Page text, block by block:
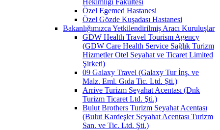
Özel Egemed Hastanesi
Özel Gözde Kuşadası Hastanesi
Bakanlığımızca Yetkilendirilmiş Aracı Kuruluşlar
GDW Health Travel Tourism Agency
(GDW Care Health Service Sağlık Turizm
Hizmetler Otel Seyahat ve Ticaret Limited
Şirketi)
09 Galaxy Travel (Galaxy Tur İnş. ve
Malz. Eml. Gıda Tic. Ltd. Şti.)
Arrive Turizm Seyahat Acentası (Dnk
Turizm Ticaret Ltd. Şti.)
Bulut Brothers Turizm Seyahat Acentası
(Bulut Kardeşler Seyahat Acentası Turizm
San. ve Tic. Ltd. Şti.)